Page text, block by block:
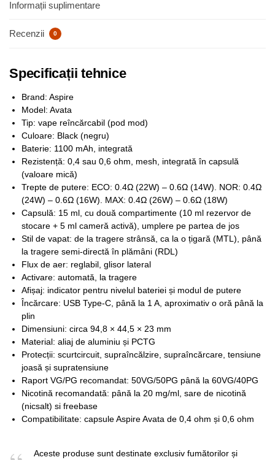
Informații suplimentare
Recenzii 0
Specificații tehnice
Brand: Aspire
Model: Avata
Tip: vape reîncărcabil (pod mod)
Culoare: Black (negru)
Baterie: 1100 mAh, integrată
Rezistență: 0,4 sau 0,6 ohm, mesh, integrată în capsulă
(valoare mică)
Trepte de putere: ECO: 0.4Ω (22W) – 0.6Ω (14W). NOR: 0.4Ω
(24W) – 0.6Ω (16W). MAX: 0.4Ω (26W) – 0.6Ω (18W)
Capsulă: 15 ml, cu două compartimente (10 ml rezervor de
stocare + 5 ml cameră activă), umplere pe partea de jos
Stil de vapat: de la tragere strânsă, ca la o țigară (MTL), până
la tragere semi-directă în plămâni (RDL)
Flux de aer: reglabil, glisor lateral
Activare: automată, la tragere
Afișaj: indicator pentru nivelul bateriei și modul de putere
Încărcare: USB Type-C, până la 1 A, aproximativ o oră până la
plin
Dimensiuni: circa 94,8 × 44,5 × 23 mm
Material: aliaj de aluminiu și PCTG
Protecții: scurtcircuit, supraîncălzire, supraîncărcare, tensiune
joasă și supratensiune
Raport VG/PG recomandat: 50VG/50PG până la 60VG/40PG
Nicotină recomandată: până la 20 mg/ml, sare de nicotină
(nicsalt) si freebase
Compatibilitate: capsule Aspire Avata de 0,4 ohm și 0,6 ohm
Aceste produse sunt destinate exclusiv fumătorilor și